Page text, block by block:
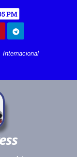
PM
Internacional